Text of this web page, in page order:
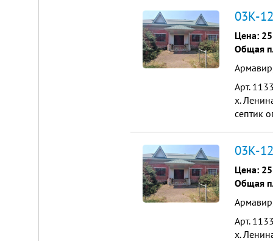
03К-
Цена:
Общая
Арт.
х.
септик
03К-
Цена:
Общая
Арт.
х.